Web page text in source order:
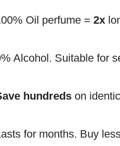
Oil perfume = 2x
Alcohol. Suitable for
hundreds on
for months. Buy